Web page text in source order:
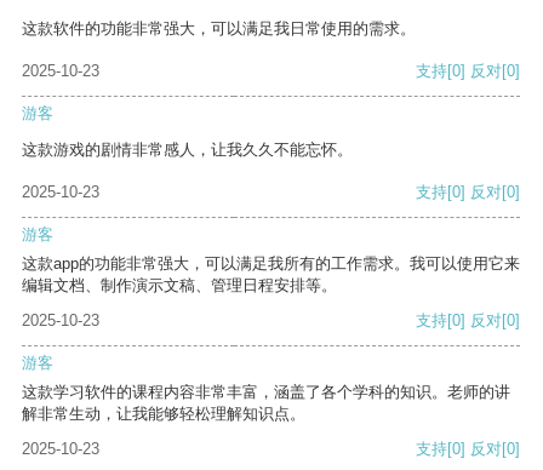
这款软件的功能非常强大，可以满足我日常使用的需求。
2025-10-23 支持[0] 反对[0]
游客
这款游戏的剧情非常感人，让我久久不能忘怀。
2025-10-23 支持[0] 反对[0]
游客
这款app的功能非常强大，可以满足我所有的工作需求。我可以使用它来
编辑文档、制作演示文稿、管理日程安排等。
2025-10-23
支持[0] 反对[0]
游客
这款学习软件的课程内容非常丰富，涵盖了各个学科的知识。老师的讲
解非常生动，让我能够轻松理解知识点。
2025-10-23
支持[0] 反对[0]